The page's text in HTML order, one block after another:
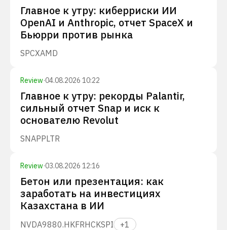
Главное к утру: киберриски ИИ
OpenAI и Anthropic, отчет SpaceX и
Бьюрри против рынка
SPCXAMD
Review·04.08.2026 10:22
Главное к утру: рекорды Palantir,
сильный отчет Snap и иск к
основателю Revolut
SNAPPLTR
Review·03.08.2026 12:16
Бетон или презентация: как
заработать на инвестициях
Казахстана в ИИ
NVDA9880.HKFRHCKSPI +1